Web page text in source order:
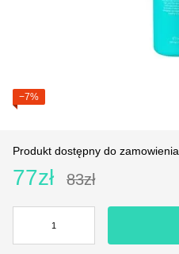
−7%
Produkt dostępny do zamowienia
77zł 83zł